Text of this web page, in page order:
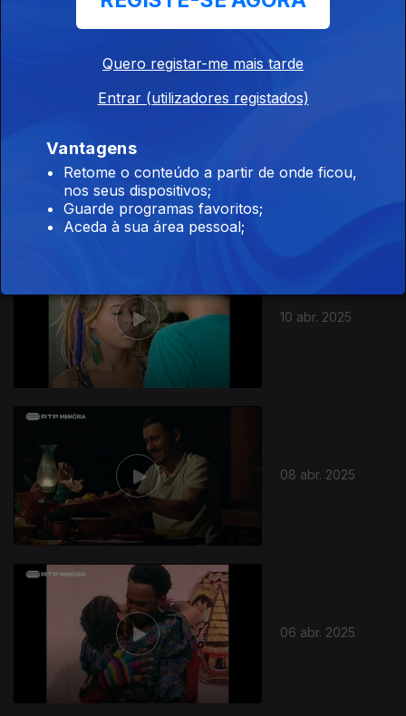
10 abr. 2025
08 abr. 2025
06 abr. 2025
Quero registar-me mais tarde
Entrar (utilizadores registados)
Vantagens
Retome o conteúdo a partir de onde ficou,
nos seus dispositivos;
Guarde programas favoritos;
Aceda à sua área pessoal;